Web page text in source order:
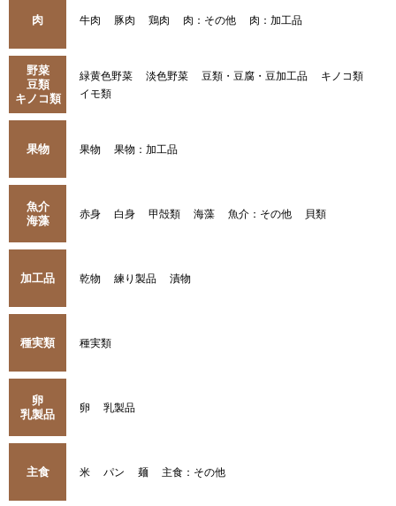
肉 牛肉 豚肉 鶏肉 肉：その他 肉：加工品
野菜
豆類
キノコ類
緑黄色野菜 淡色野菜 豆類・豆腐・豆加工品
キノコ類
イモ類
果物 果物 果物：加工品
魚介
海藻
赤身 白身 甲殻類 海藻 魚介：その他 貝類
加工品 乾物 練り製品 漬物
種実類 種実類
卵
乳製品
卵 乳製品
主食 米 パン 麺 主食：その他